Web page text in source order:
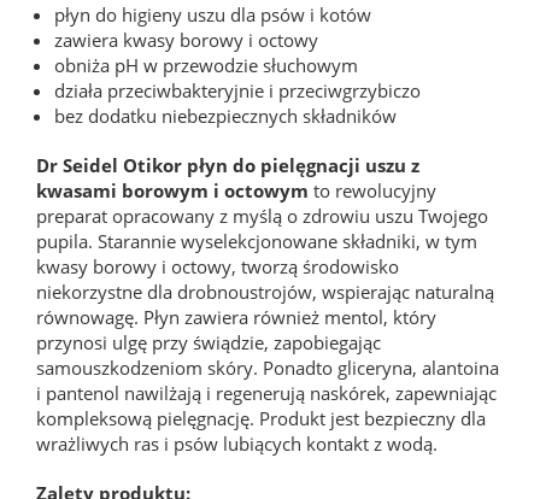
płyn do higieny uszu dla psów i kotów
zawiera kwasy borowy i octowy
obniża pH w przewodzie słuchowym
działa przeciwbakteryjnie i przeciwgrzybiczo
bez dodatku niebezpiecznych składników
Dr Seidel Otikor płyn do pielęgnacji uszu z
kwasami borowym i octowym to rewolucyjny
preparat opracowany z myślą o zdrowiu uszu Twojego
pupila. Starannie wyselekcjonowane składniki, w tym
kwasy borowy i octowy, tworzą środowisko
niekorzystne dla drobnoustrojów, wspierając naturalną
równowagę. Płyn zawiera również mentol, który
przynosi ulgę przy świądzie, zapobiegając
samouszkodzeniom skóry. Ponadto gliceryna, alantoina
i pantenol nawilżają i regenerują naskórek, zapewniając
kompleksową pielęgnację. Produkt jest bezpieczny dla
wrażliwych ras i psów lubiących kontakt z wodą.
Zalety produktu: